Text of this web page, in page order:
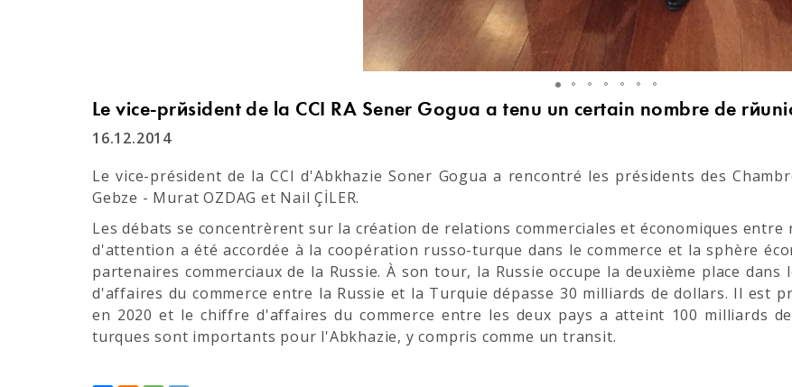
Le vice-président de la CCI RA Sener Gogua a tenu un certain nombre de
16.12.2014
Le vice-président de la CCI d'Abkhazie Soner Gogua a rencontré les présidents des
Gebze - Murat OZDAG et Nail ÇİLER.
Les débats se concentrèrent sur la création de relations commerciales et économiques entre
d'attention a été accordée à la coopération russo-turque dans le commerce et la sphère
partenaires commerciaux de la Russie. À son tour, la Russie occupe la deuxième place
d'affaires du commerce entre la Russie et la Turquie dépasse 30 milliards de dollars. Il est
en 2020 et le chiffre d'affaires du commerce entre les deux pays a atteint 100 milliards
turques sont importants pour l'Abkhazie, y compris comme un transit.